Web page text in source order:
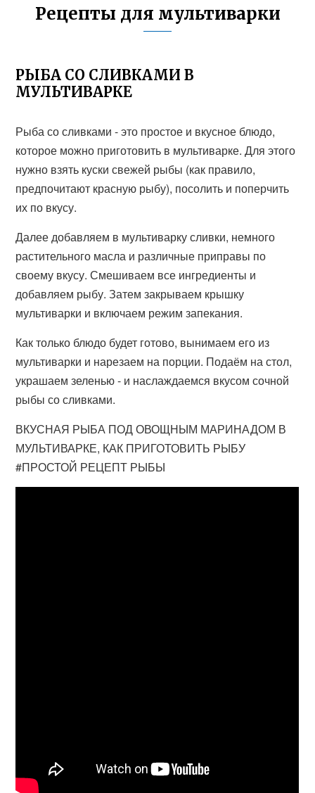
Рецепты для мультиварки
РЫБА СО СЛИВКАМИ В
МУЛЬТИВАРКЕ
Рыба со сливками - это простое и вкусное блюдо,
которое можно приготовить в мультиварке. Для этого
нужно взять куски свежей рыбы (как правило,
предпочитают красную рыбу), посолить и поперчить
их по вкусу.
Далее добавляем в мультиварку сливки, немного
растительного масла и различные приправы по
своему вкусу. Смешиваем все ингредиенты и
добавляем рыбу. Затем закрываем крышку
мультиварки и включаем режим запекания.
Как только блюдо будет готово, вынимаем его из
мультиварки и нарезаем на порции. Подаём на стол,
украшаем зеленью - и наслаждаемся вкусом сочной
рыбы со сливками.
ВКУСНАЯ РЫБА ПОД ОВОЩНЫМ МАРИНАДОМ В
МУЛЬТИВАРКЕ, КАК ПРИГОТОВИТЬ РЫБУ
#ПРОСТОЙ РЕЦЕПТ РЫБЫ